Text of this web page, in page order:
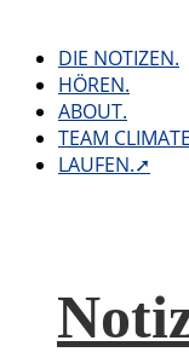
contentDIE NOTIZEN.
HÖREN.
ABOUT.
TEAM
LAUFEN.➚